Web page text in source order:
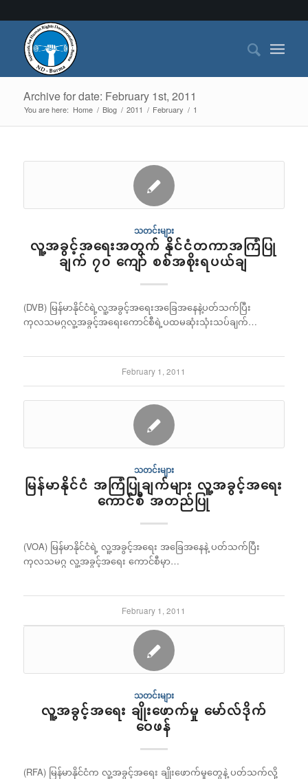
Archive for date: February 1st, 2011
You are here: Home / Blog / 2011 / February / 1
သတင်းများ
လူ့အခွင့်အရေးအတွက် နိုင်ငံတကာအကြံပြု
ချက် ၇၀ ကျော် စစ်အစိုးရပယ်ချ
(DVB) မြန်မာနိုင်ငံရဲ့လူ့အခွင့်အရေးအခြေအနေနဲ့ပတ်သက်ပြီး
ကုလသမဂ္ဂလူ့အခွင့်အရေးကောင်စီရဲ့ပထမဆုံးသုံးသပ်ချက်…
February 1, 2011
သတင်းများ
မြန်မာနိုင်ငံ အကြံပြုချက်များ လူ့အခွင့်အရေး
ကောင်စီ အတည်ပြု
(VOA) မြန်မာနိုင်ငံရဲ့ လူ့အခွင့်အရေး အခြေအနေနဲ့ ပတ်သက်ပြီး
ကုလသမဂ္ဂ လူ့အခွင့်အရေး ကောင်စီမှာ…
February 1, 2011
သတင်းများ
လူ့အခွင့်အရေး ချိုးဖောက်မှု မော်လ်ဒိုက်
ဝေဖန်
(RFA) မြန်မာနိုင်ငံက လူ့အခွင့်အရေး ချိုးဖောက်မှုတွေနဲ့ ပတ်သက်လို့